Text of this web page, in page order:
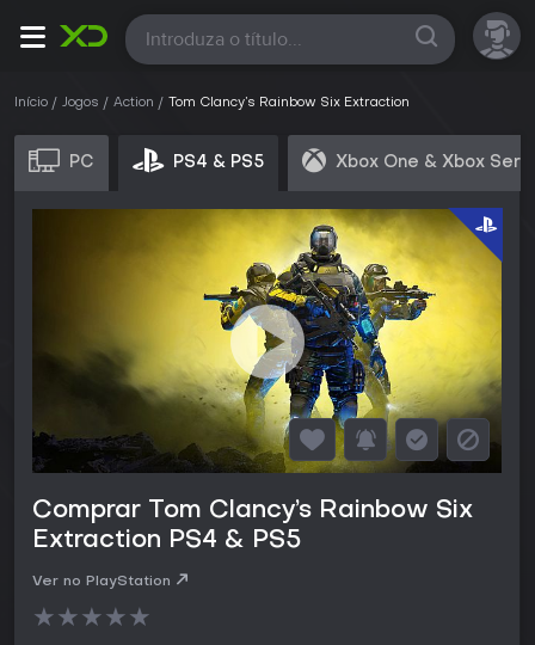
Todas
Início Jogos Action Tom Clancy’s Rainbow Six Extraction
PC PS4 & PS5 Xbox One & Xbox
Comprar Tom Clancy’s Rainbow Six
Extraction PS4 & PS5
Ver no PlayStation
★★★★★